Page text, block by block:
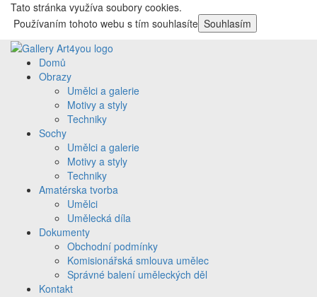
Tato stránka využíva soubory cookies.
Používaním tohoto webu s tím souhlasíte Souhlasím
Domů
Obrazy
Umělci a galerie
Motivy a styly
Techniky
Sochy
Umělci a galerie
Motivy a styly
Techniky
Amatérska tvorba
Umělci
Umělecká díla
Dokumenty
Obchodní podmínky
Komisionářská smlouva umělec
Správné balení uměleckých děl
Kontakt